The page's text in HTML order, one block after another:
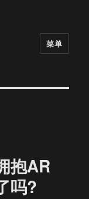
菜单
抱AR
吗?